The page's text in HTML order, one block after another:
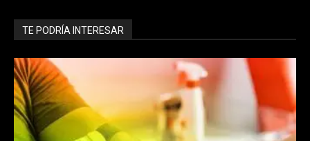
TE PODRÍA INTERESAR